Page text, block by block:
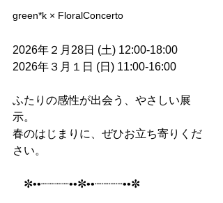
green*k × FloralConcerto
2026年２月28日 (土) 12:00-18:00
2026年３月１日 (日) 11:00-16:00
ふたりの感性が出会う、やさしい展
示。
春のはじまりに、ぜひお立ち寄りくだ
さい。
✼••┈┈┈┈••✼••┈┈┈┈••✼